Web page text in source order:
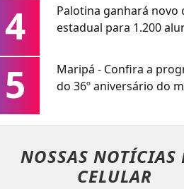
4
Palotina ganhará novo
estadual para 1.200
5
Maripá - Confira a
do 36º aniversário do
NOSSAS NOTÍCIAS
CELULAR